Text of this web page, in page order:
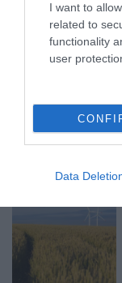
I want to
related to
functionality
user
Data